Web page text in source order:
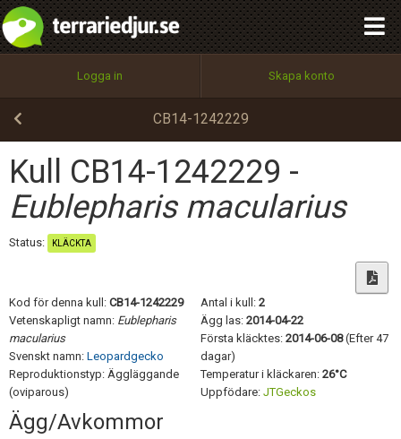
Logga in Skapa konto
CB14-1242229
Kull CB14-1242229 -
Eublepharis macularius
Status: KLÄCKTA
Kod för denna kull: CB14-1242229
Vetenskapligt namn: Eublepharis
macularius
Svenskt namn: Leopardgecko
Reproduktionstyp: Äggläggande
(oviparous)
Antal i kull: 2
Ägg las: 2014-04-22
Första kläcktes: 2014-06-08(Efter 47
dagar)
Temperatur i kläckaren: 26°C
Uppfödare: JTGeckos
Ägg/Avkommor
Utför
100%
OK
integritetspolicy
Namn:
Epost:
Användarnamn:
Privacy Policy
Terms of Service
Skapa konto
Begär nytt lösenord
Tillbaka till förstasidan